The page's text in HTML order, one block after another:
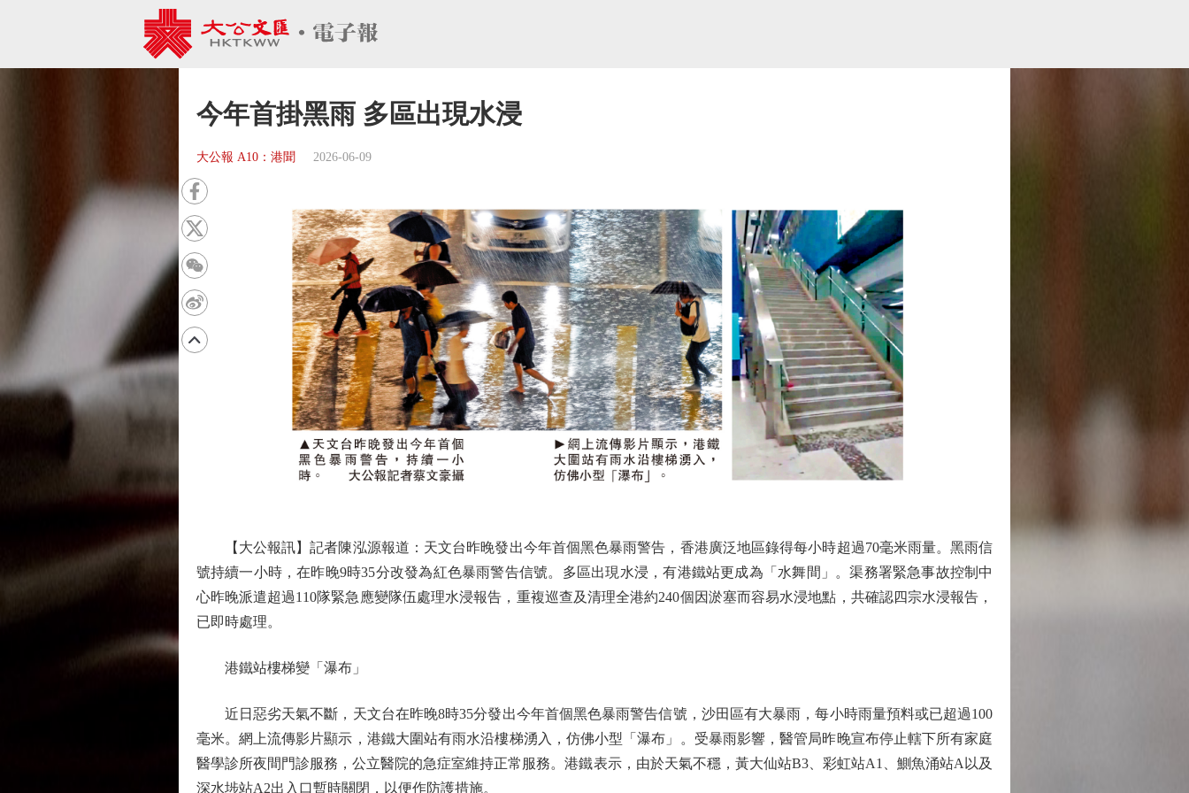
今年首掛黑雨 多區出現水浸
大公報 A10：港聞 2026-06-09
【大公報訊】記者陳泓源報道：天文台昨晚發出今年首個黑色暴雨警告，香港廣泛地區錄得每小時超過70毫米雨量。黑雨信
號持續一小時，在昨晚9時35分改發為紅色暴雨警告信號。多區出現水浸，有港鐵站更成為「水舞間」。渠務署緊急事故控制中
心昨晚派遣超過110隊緊急應變隊伍處理水浸報告，重複巡查及清理全港約240個因淤塞而容易水浸地點，共確認四宗水浸報告，
已即時處理。
港鐵站樓梯變「瀑布」
近日惡劣天氣不斷，天文台在昨晚8時35分發出今年首個黑色暴雨警告信號，沙田區有大暴雨，每小時雨量預料或已超過100
毫米。網上流傳影片顯示，港鐵大圍站有雨水沿樓梯湧入，仿佛小型「瀑布」。受暴雨影響，醫管局昨晚宣布停止轄下所有家庭
醫學診所夜間門診服務，公立醫院的急症室維持正常服務。港鐵表示，由於天氣不穩，黃大仙站B3、彩虹站A1、鰂魚涌站A以及
深水埗站A2出入口暫時關閉，以便作防護措施。